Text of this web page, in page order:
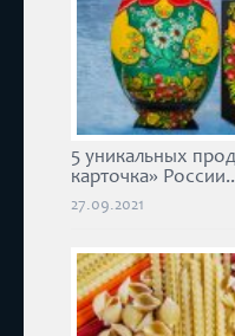
5 уникальных
карточка»
27.09.2021